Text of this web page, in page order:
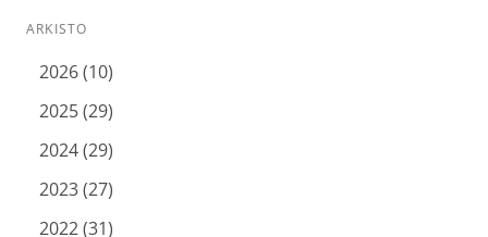
ARKISTO
2026 (10)
2025 (29)
2024 (29)
2023 (27)
2022 (31)